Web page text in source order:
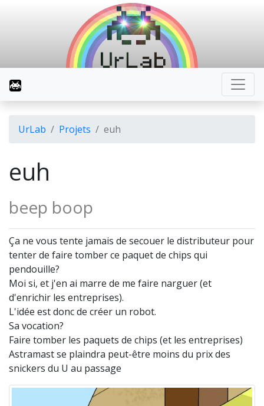
UrLab Projets euh
euh
beep boop
Ça ne vous tente jamais de secouer le distributeur pour
tenter de faire tomber ce paquet de chips qui
pendouille?
Moi si, et j'en ai marre de me faire narguer (et
d'enrichir les entreprises).
L'idée est donc de créer un robot.
Sa vocation?
Faire tomber les paquets de chips (et les entreprises)
Astramast se plaindra peut-être moins du prix des
snickers du U au passage